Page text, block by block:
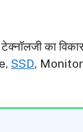
का
SSD, Monitor